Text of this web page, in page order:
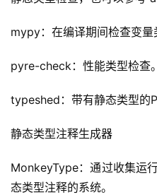
务
目
A
I
提
示
词
mypy：在编译期间检查变量
pyre-check：性能类型检查。
typeshed：带有静态类型的
静态类型注释生成器
MonkeyType：通过收集运
态类型注释的系统。